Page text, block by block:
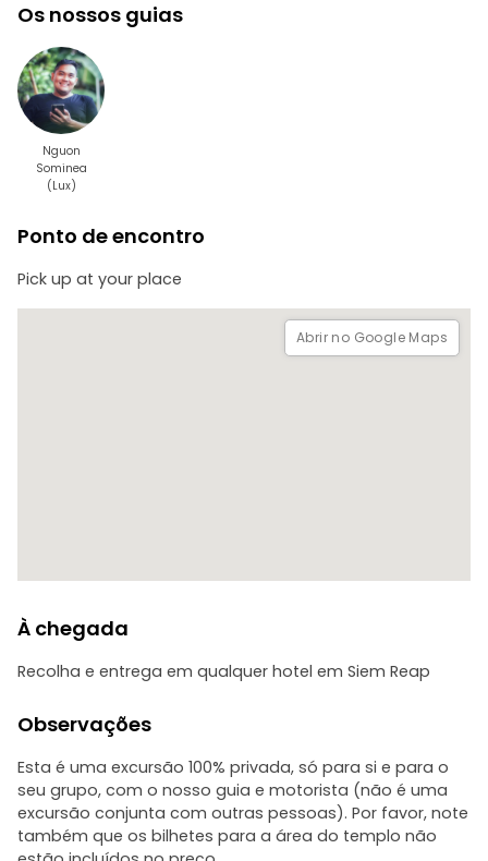
Templo de Banteay Kdey
Templo de Ta Som e Pre Rup
Aldeia de Kompong Plouk
Nascer e pôr-do-sol
Passeio de barco pelo lago
Mosteiro local
Mercado local
Os nossos guias
Nguon
Sominea
(Lux)
Ponto de encontro
Pick up at your place
Abrir no Google Maps
À chegada
Recolha e entrega em qualquer hotel em Siem Reap
Observações
Esta é uma excursão 100% privada, só para si e para o
seu grupo, com o nosso guia e motorista (não é uma
excursão conjunta com outras pessoas). Por favor, note
também que os bilhetes para a área do templo não